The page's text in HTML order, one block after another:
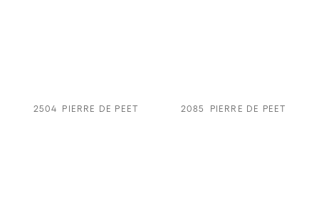
2504 PIERRE DE PEET 2085 PIERRE DE PEET